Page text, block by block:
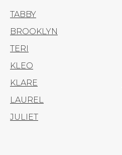
TABBY
BROOKLYN
TERI
KLEO
KLARE
LAUREL
JULIET